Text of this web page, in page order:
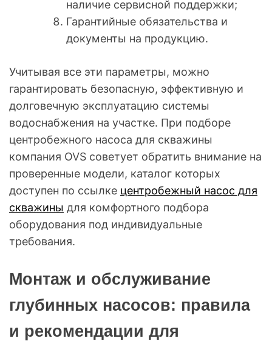
наличие сервисной поддержки;
Гарантийные обязательства и
документы на продукцию.
Учитывая все эти параметры, можно
гарантировать безопасную, эффективную и
долговечную эксплуатацию системы
водоснабжения на участке. При подборе
центробежного насоса для скважины
компания OVS советует обратить внимание на
проверенные модели, каталог которых
доступен по ссылке центробежный насос для
скважины для комфортного подбора
оборудования под индивидуальные
требования.
Монтаж и обслуживание
глубинных насосов: правила
и рекомендации для